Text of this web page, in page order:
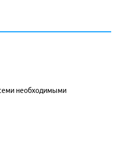
необходимыми